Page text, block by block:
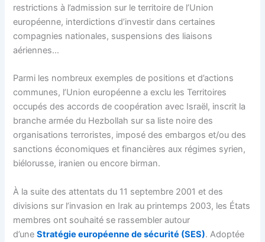
restrictions à l’admission sur le territoire de l’Union
européenne, interdictions d’investir dans certaines
compagnies nationales, suspensions des liaisons
aériennes…
Parmi les nombreux exemples de positions et d’actions
communes, l’Union européenne a exclu les Territoires
occupés des accords de coopération avec Israël, inscrit la
branche armée du Hezbollah sur sa liste noire des
organisations terroristes, imposé des embargos et/ou des
sanctions économiques et financières aux régimes syrien,
biélorusse, iranien ou encore birman.
À la suite des attentats du 11 septembre 2001 et des
divisions sur l’invasion en Irak au printemps 2003, les États
membres ont souhaité se rassembler autour
d’uneStratégie européenne de sécurité (SES). Adoptée